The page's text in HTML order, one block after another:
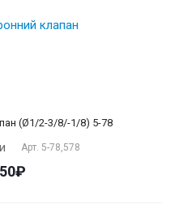
(Ø1/2-3/8/-1/8) 5-78
Арт. 5-78,578